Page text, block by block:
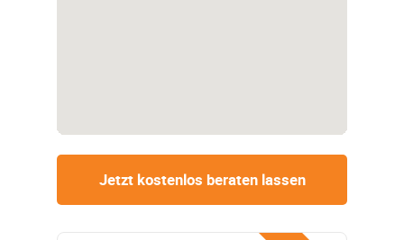
Jetzt kostenlos beraten lassen